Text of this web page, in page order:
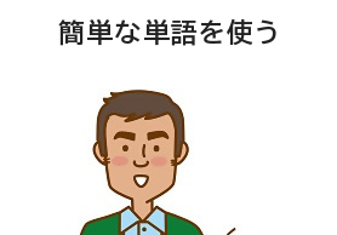
簡単な単語を使う